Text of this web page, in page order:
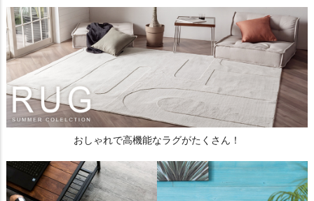
おしゃれで高機能なラグがたくさん！